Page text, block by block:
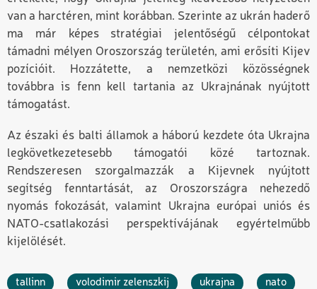
van a harctéren, mint korábban. Szerinte az ukrán haderő
ma már képes stratégiai jelentőségű célpontokat
támadni mélyen Oroszország területén, ami erősíti Kijev
pozícióit. Hozzátette, a nemzetközi közösségnek
továbbra is fenn kell tartania az Ukrajnának nyújtott
támogatást.
Az északi és balti államok a háború kezdete óta Ukrajna
legkövetkezetesebb támogatói közé tartoznak.
Rendszeresen szorgalmazzák a Kijevnek nyújtott
segítség fenntartását, az Oroszországra nehezedő
nyomás fokozását, valamint Ukrajna európai uniós és
NATO-csatlakozási perspektívájának egyértelműbb
kijelölését.
tallinn volodimir zelenszkij ukrajna nato